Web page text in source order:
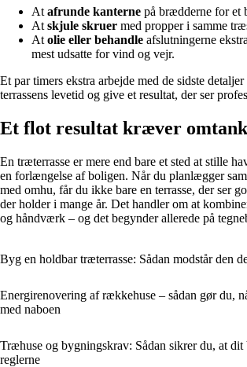
At afrunde kanterne på brædderne for et
At skjule skruer med propper i samme
At olie eller behandle afslutningerne
mest udsatte for vind og vejr.
Et par timers ekstra arbejde med de sidste
terrassens levetid og give et resultat, der ser
Et flot resultat kræver
En træterrasse er mere end bare et sted at stille
en forlængelse af boligen. Når du planlægger
med omhu, får du ikke bare en terrasse, der ser
der holder i mange år. Det handler om at
og håndværk – og det begynder allerede på
Byg en holdbar træterrasse: Sådan modstår den
Energirenovering af rækkehuse – sådan gør du,
med naboen
Træhuse og bygningskrav: Sådan sikrer du, at
reglerne